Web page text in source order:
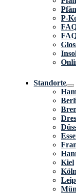
P-
Standorte
Kiel
Köln